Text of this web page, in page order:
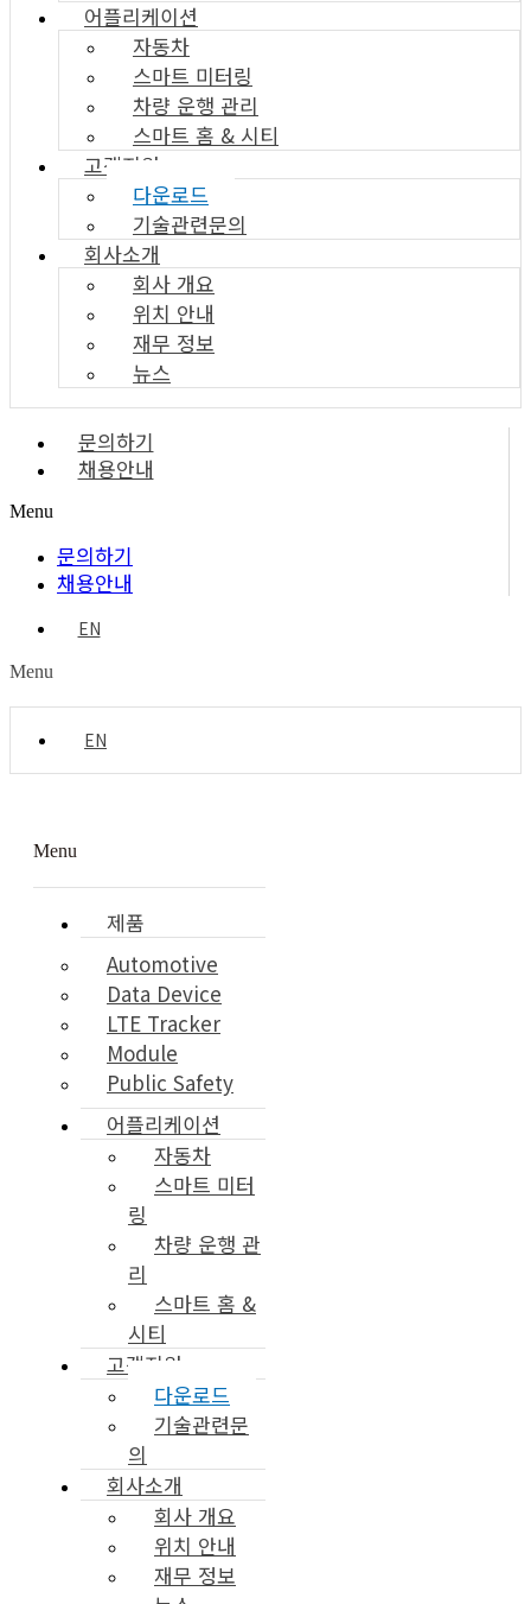
어플리케이션
자동차
스마트 미터링
차량 운행 관리
스마트 홈 & 시티
고객지원
다운로드
기술관련문의
회사소개
회사 개요
위치 안내
재무 정보
뉴스
문의하기
채용안내
Menu
문의하기
채용안내
EN
Menu
EN
Menu
제품
Automotive
Data Device
LTE Tracker
Module
Public Safety
어플리케이션
자동차
스마트 미터
링
차량 운행 관
리
스마트 홈 &
시티
고객지원
다운로드
기술관련문
의
회사소개
회사 개요
위치 안내
재무 정보